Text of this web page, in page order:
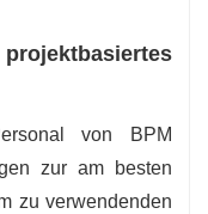
von BPM
zur am besten
zu verwendenden